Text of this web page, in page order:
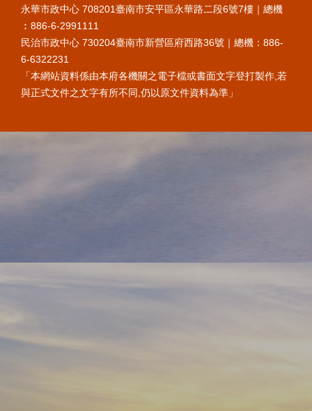
永華市政中心 708201臺南市安平區永華路二段6號7樓｜總機
︰886-6-2991111
民治市政中心 730204臺南市新營區府西路36號｜總機：886-
6-6322231
「本網站資料係由本府各機關之電子檔或書面文字登打製作,若
與正式文件之文字有所不同,仍以原文件資料為準」